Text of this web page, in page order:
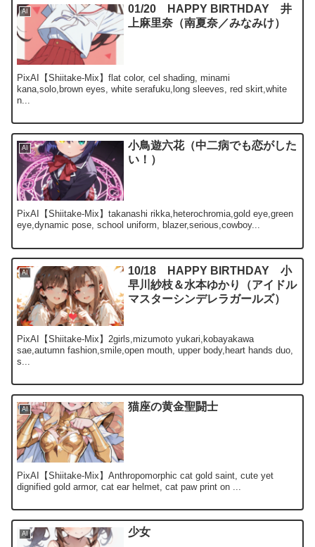
AI
01/20 HAPPY BIRTHDAY 井
上麻里奈（南夏奈／みなみけ）
PixAI【Shiitake-Mix】flat color, cel shading, minami
kana,solo,brown eyes, white serafuku,long sleeves, red skirt,white
n...
AI
小鳥遊六花（中二病でも恋がした
い！）
PixAI【Shiitake-Mix】takanashi rikka,heterochromia,gold eye,green
eye,dynamic pose, school uniform, blazer,serious,cowboy...
AI
10/18 HAPPY BIRTHDAY 小
早川紗枝＆水本ゆかり（アイドル
マスターシンデレラガールズ）
PixAI【Shiitake-Mix】2girls,mizumoto yukari,kobayakawa
sae,autumn fashion,smile,open mouth, upper body,heart hands duo,
s...
AI 猫座の黄金聖闘士
PixAI【Shiitake-Mix】Anthropomorphic cat gold saint, cute yet
dignified gold armor, cat ear helmet, cat paw print on ...
AI 少女